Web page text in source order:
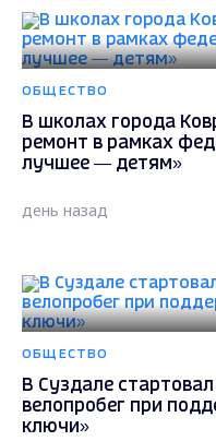
ОБЩЕСТВО
В школах города
ремонт в рамках
лучшее — детям»
день назад
ОБЩЕСТВО
В Суздале
велопробег при
ключи»